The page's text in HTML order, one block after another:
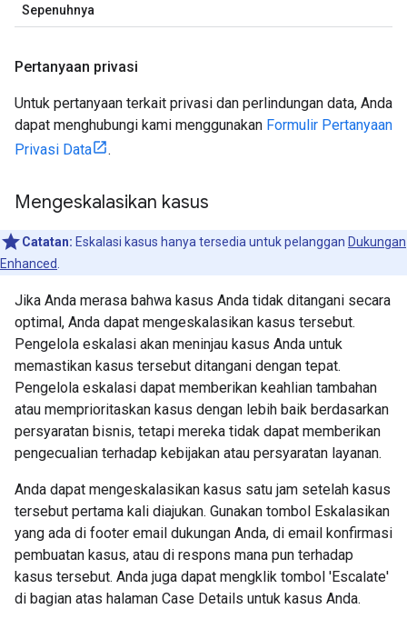
Sepenuhnya
Pertanyaan privasi
Untuk pertanyaan terkait privasi dan perlindungan data, Anda
dapat menghubungi kami menggunakan Formulir Pertanyaan
Privasi Data
.
Mengeskalasikan kasus
Catatan: Eskalasi kasus hanya tersedia untuk pelanggan Dukungan
Enhanced
Jika Anda merasa bahwa kasus Anda tidak ditangani secara
optimal, Anda dapat mengeskalasikan kasus tersebut.
Pengelola eskalasi akan meninjau kasus Anda untuk
memastikan kasus tersebut ditangani dengan tepat.
Pengelola eskalasi dapat memberikan keahlian tambahan
atau memprioritaskan kasus dengan lebih baik berdasarkan
persyaratan bisnis, tetapi mereka tidak dapat memberikan
pengecualian terhadap kebijakan atau persyaratan layanan.
Anda dapat mengeskalasikan kasus satu jam setelah kasus
tersebut pertama kali diajukan. Gunakan tombol Eskalasikan
yang ada di footer email dukungan Anda, di email konfirmasi
pembuatan kasus, atau di respons mana pun terhadap
kasus tersebut. Anda juga dapat mengklik tombol 'Escalate'
di bagian atas halaman Case Details untuk kasus Anda.